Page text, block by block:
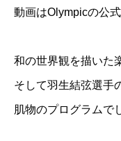
動画はOlympicの公
和の世界観を描いた
そして羽生結弦選手
肌物のプログラムで